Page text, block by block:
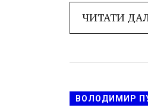
ЧИТАТИ
ВОЛОДИМИР